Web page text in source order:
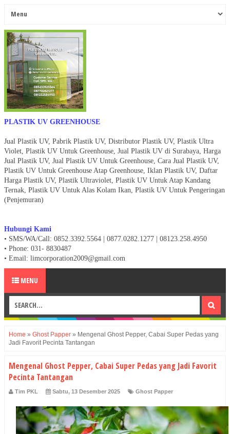
PLASTIK UV GREENHOUSE
Jual Plastik UV, Pabrik Plastik UV, Distributor Plastik UV, Plastik Ultra
Violet, Plastik UV Untuk Greenhouse, Jual Plastik UV di Surabaya, Harga
Jual Plastik UV, Jual Plastik UV Untuk Greenhouse, Cara Jual Plastik UV,
Plastik UV Untuk Greenhouse Atap Greenhouse, Iklan Plastik UV, Daftar
Harga Plastik UV, Plastik Ultraviolet, Plastik UV Untuk Atap Kandang
Ternak, Plastik UV Untuk Alas Kolam Ikan, Plastik UV Untuk Pengeringan
(Penjemuran)
Hubungi Kami
• SMS/WA/Call: 0852.3392.5564 | 0877.0282.1277 | 08123.258.4950
• Phone: 031- 8830487
• Email: limcorporation2009@gmail.com
MENU
Home » Ghost Papper » Mengenal Ghost Pepper, Cabai Super Pedas yang
Jadi Favorit Pecinta Tantangan
Mengenal Ghost Pepper, Cabai Super Pedas yang Jadi Favorit
Pecinta Tantangan
Tim PKL Sabtu, 13 Desember 2025 Ghost Papper